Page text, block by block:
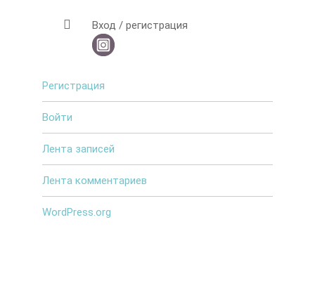
Вход / регистрация
Регистрация
Войти
Лента записей
Лента комментариев
WordPress.org